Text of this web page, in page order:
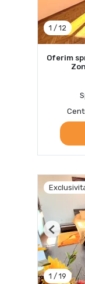
1 / 12
Oferim
1 / 19
Previous